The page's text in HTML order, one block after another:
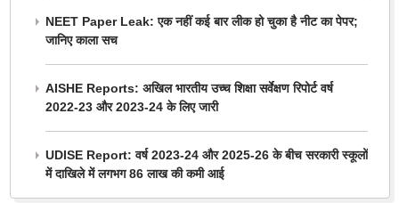
NEET Paper Leak: एक नहीं कई बार लीक हो चुका है नीट का पेपर;
जानिए काला सच
AISHE Reports: अखिल भारतीय उच्च शिक्षा सर्वेक्षण रिपोर्ट वर्ष
2022-23 और 2023-24 के लिए जारी
UDISE Report: वर्ष 2023-24 और 2025-26 के बीच सरकारी स्कूलों
में दाखिले में लगभग 86 लाख की कमी आई